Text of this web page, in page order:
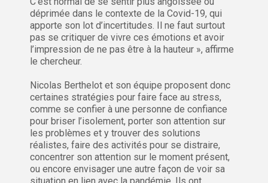
déprimée dans le contexte de la Covid-19, qui
apporte son lot d’incertitudes. Il ne faut surtout
pas se critiquer de vivre ces émotions et avoir
l’impression de ne pas être à la hauteur », affirme
le chercheur.
Nicolas Berthelot et son équipe proposent donc
certaines stratégies pour faire face au stress,
comme se confier à une personne de confiance
pour briser l’isolement, porter son attention sur
les problèmes et y trouver des solutions
réalistes, faire des activités pour se distraire,
concentrer son attention sur le moment présent,
ou encore envisager une autre façon de voir sa